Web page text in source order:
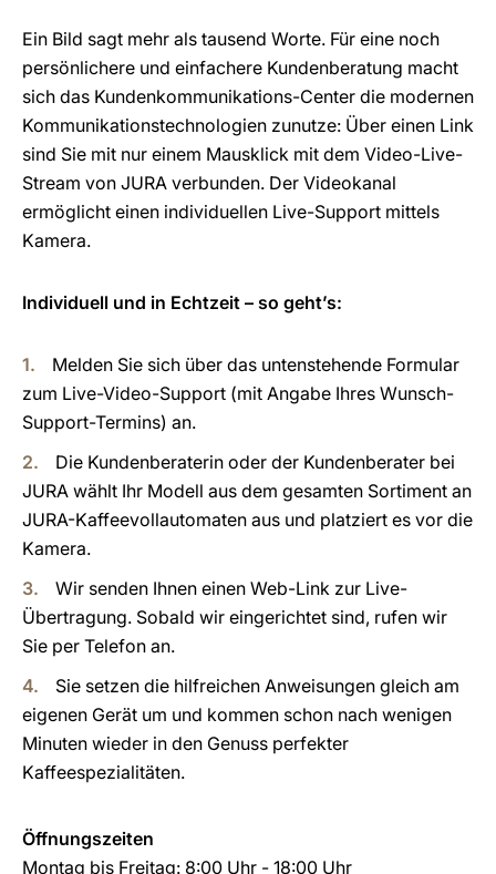
Ein Bild sagt mehr als tausend Worte. Für eine noch
persönlichere und einfachere Kundenberatung macht
sich das Kundenkommunikations-Center die modernen
Kommunikationstechnologien zunutze: Über einen Link
sind Sie mit nur einem Mausklick mit dem Video-Live-
Stream von JURA verbunden. Der Videokanal
ermöglicht einen individuellen Live-Support mittels
Kamera.
Individuell und in Echtzeit – so geht’s:
Melden Sie sich über das untenstehende Formular
zum Live-Video-Support (mit Angabe Ihres Wunsch-
Support-Termins) an.
Die Kundenberaterin oder der Kundenberater bei
JURA wählt Ihr Modell aus dem gesamten Sortiment an
JURA-Kaffeevollautomaten aus und platziert es vor die
Kamera.
Wir senden Ihnen einen Web-Link zur Live-
Übertragung. Sobald wir eingerichtet sind, rufen wir
Sie per Telefon an.
Sie setzen die hilfreichen Anweisungen gleich am
eigenen Gerät um und kommen schon nach wenigen
Minuten wieder in den Genuss perfekter
Kaffeespezialitäten.
Öffnungszeiten
Montag bis Freitag: 8:00 Uhr - 18:00 Uhr